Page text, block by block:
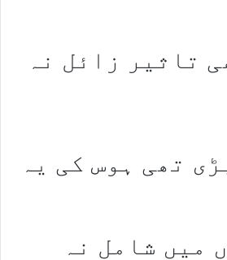
تاثیر زائل نہ
تھی ہوس کی یہ
میں شامل نہ